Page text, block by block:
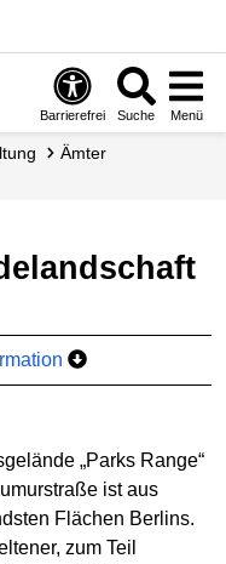
Barrierefrei Suche Menü
Ämter
„Parks Range“
ist aus
Flächen Berlins.
zum Teil